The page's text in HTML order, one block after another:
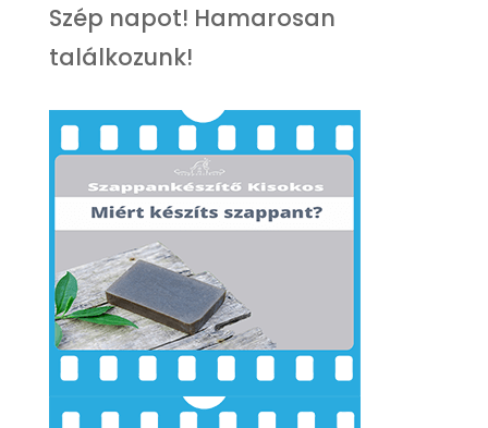
Szép napot! Hamarosan
találkozunk!